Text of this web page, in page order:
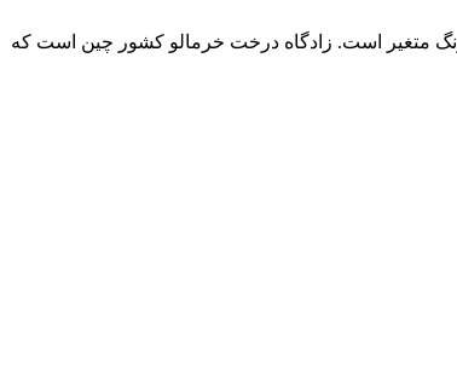
متغیر است. زادگاه درخت خرمالو کشور چین است که